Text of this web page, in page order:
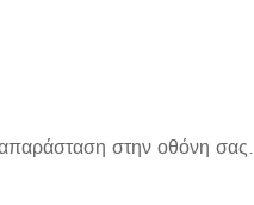
στην οθόνη σας.